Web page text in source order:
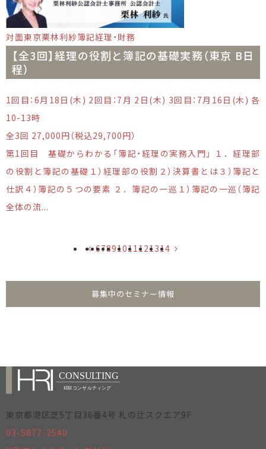
対面東京栗林利紗簿記経理・財務
【全3回】経理の役割と簿記の基礎実務（東京 B日
程）
1回目：6月18日(木) 2回目：7月 2日(木) 3回目：7月16日(木) 各
10-13時
全3回 27,000円（税込29,700円）
第1回目 基礎からわかる「簿記・経理の実務入門」 １．経理部
の役割と簿記の基礎１）経理部の役割２）決算書とは３）簿記と
仕訳４）簿記の５つの要素 ２．簿記の一巡１）簿記の一巡（簿記
全体の流...
67891011 121314
募集中のセミナー情報
東京都港区芝5丁目36番4号 札の辻スクエア9F
03-5877-2540